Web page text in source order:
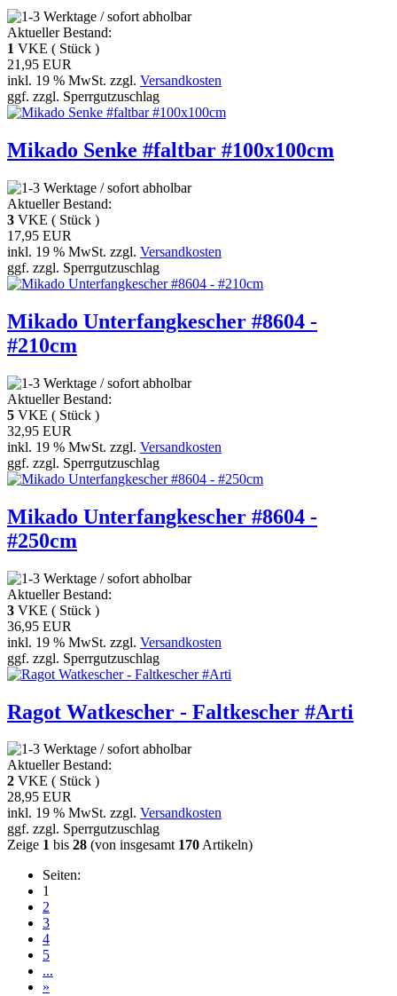
Aktueller Bestand:
1 VKE ( Stück )
21,95 EUR
inkl. 19 % MwSt. zzgl. Versandkosten
ggf. zzgl. Sperrgutzuschlag
Mikado Senke #faltbar #100x100cm
Aktueller Bestand:
3 VKE ( Stück )
17,95 EUR
inkl. 19 % MwSt. zzgl. Versandkosten
ggf. zzgl. Sperrgutzuschlag
Mikado Unterfangkescher #8604 -
#210cm
Aktueller Bestand:
5 VKE ( Stück )
32,95 EUR
inkl. 19 % MwSt. zzgl. Versandkosten
ggf. zzgl. Sperrgutzuschlag
Mikado Unterfangkescher #8604 -
#250cm
Aktueller Bestand:
3 VKE ( Stück )
36,95 EUR
inkl. 19 % MwSt. zzgl. Versandkosten
ggf. zzgl. Sperrgutzuschlag
Ragot Watkescher - Faltkescher #Arti
Aktueller Bestand:
2 VKE ( Stück )
28,95 EUR
inkl. 19 % MwSt. zzgl. Versandkosten
ggf. zzgl. Sperrgutzuschlag
Zeige 1 bis 28 (von insgesamt 170Artikeln)
Seiten:
1
2
3
4
5
...
»